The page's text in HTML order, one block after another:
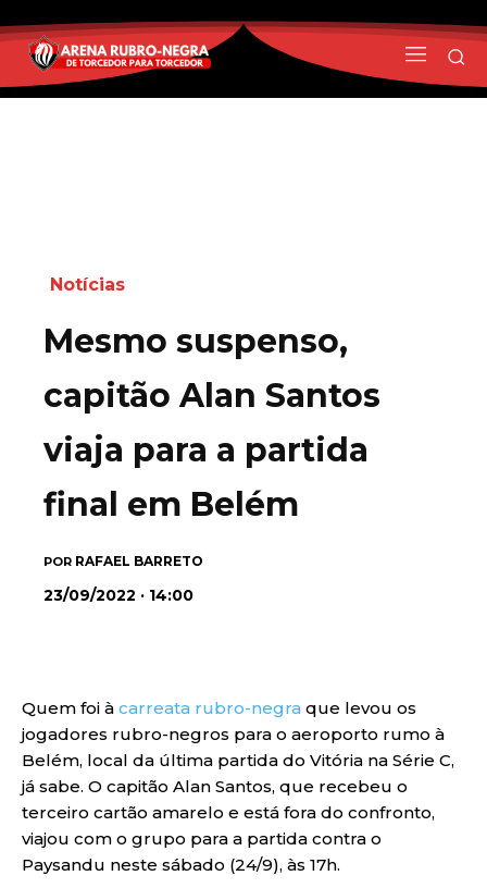
Notícias
Mesmo suspenso,
capitão Alan Santos
viaja para a partida
final em Belém
POR RAFAEL BARRETO
23/09/2022 · 14:00
Quem foi à carreata rubro-negra que levou os
jogadores rubro-negros para o aeroporto rumo à
Belém, local da última partida do Vitória na Série C,
já sabe. O capitão Alan Santos, que recebeu o
terceiro cartão amarelo e está fora do confronto,
viajou com o grupo para a partida contra o
Paysandu neste sábado (24/9), às 17h.